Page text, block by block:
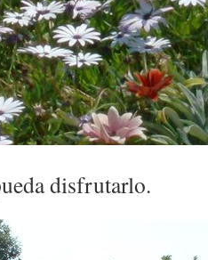
disfrutarlo.